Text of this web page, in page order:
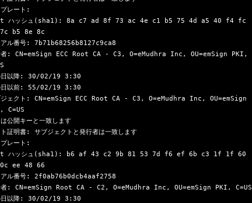
レート:
ハッシュ(sha1): 8a c7 ad 8f 73 ac 4e c1 b5 75 4d a5 40 f4 fc
b5 8e 8c
アル番号: 7b71b68256b8127c9ca8
者: CN=emSign ECC Root CA - C3, O=eMudhra Inc, OU=emSign PKI,
日以降: 30/02/19 3:30
日以前: 55/02/19 3:30
ジェクト: CN=emSign ECC Root CA - C3, O=eMudhra Inc, OU=emSign
C=US
公開キーと一致します
ト証明書: サブジェクトと発行者は一致します
レート:
ハッシュ(sha1): b6 af 43 c2 9b 81 53 7d f6 ef 6b c3 1f 1f 60
ee 48 66
アル番号: 2f0ab76b0dcb4aaf2758
者: CN=emSign Root CA - C2, O=eMudhra Inc, OU=emSign PKI, C=US
日以降: 30/02/19 3:30